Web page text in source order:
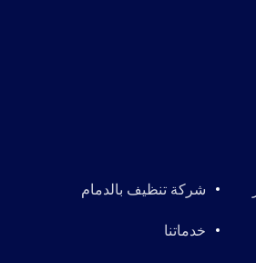
شركة تنظيف بالدمام
خدماتنا